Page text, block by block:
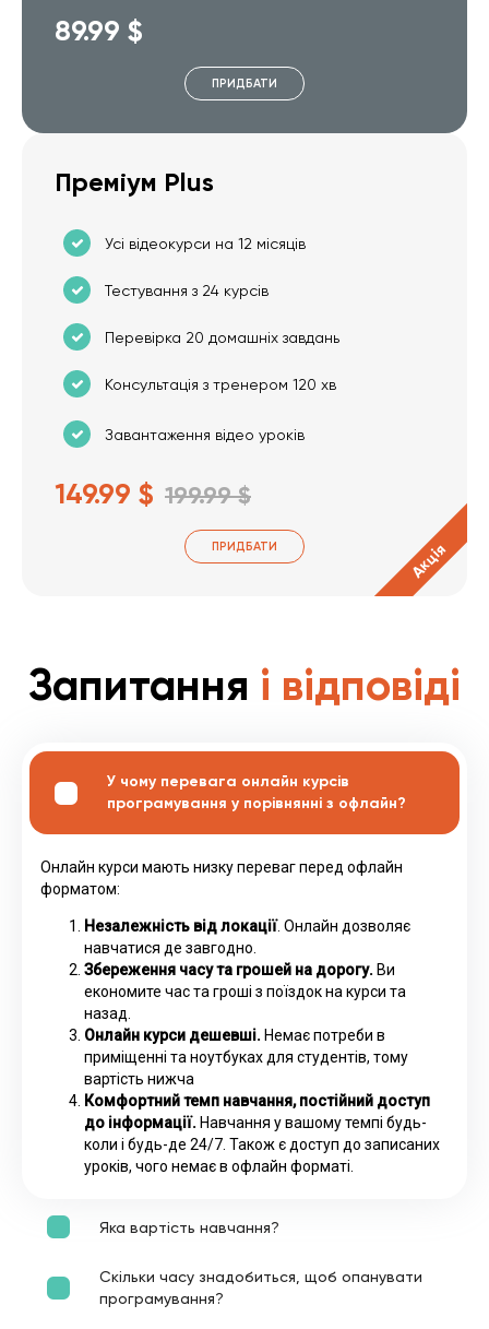
89.99 $
ПРИДБАТИ
Преміум Plus
Усі відеокурси на 12 місяців
Тестування з 24 курсів
Перевірка 20 домашніх завдань
Консультація з тренером 120 хв
Завантаження відео уроків
149.99 $ 199.99 $
ПРИДБАТИ Акція
Запитання і відповіді
У чому перевага онлайн курсів
програмування у порівнянні з офлайн?
Онлайн курси мають низку переваг перед офлайн
форматом:
Незалежність від локації. Онлайн дозволяє
навчатися де завгодно.
Збереження часу та грошей на дорогу. Ви
економите час та гроші з поїздок на курси та
назад.
Онлайн курси дешевші. Немає потреби в
приміщенні та ноутбуках для студентів, тому
вартість нижча
Комфортний темп навчання, постійний доступ
до інформації. Навчання у вашому темпі будь-
коли і будь-де 24/7. Також є доступ до записаних
уроків, чого немає в офлайн форматі.
Яка вартість навчання?
Скільки часу знадобиться, щоб опанувати
програмування?